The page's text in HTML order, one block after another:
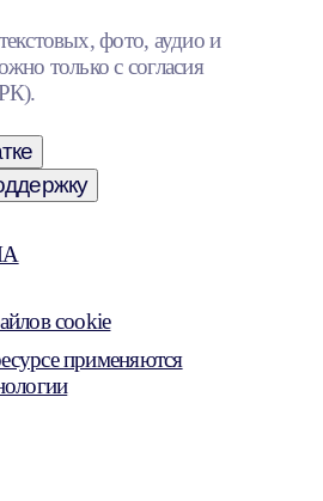
фото, аудио и
только с согласия
cookie
применяются